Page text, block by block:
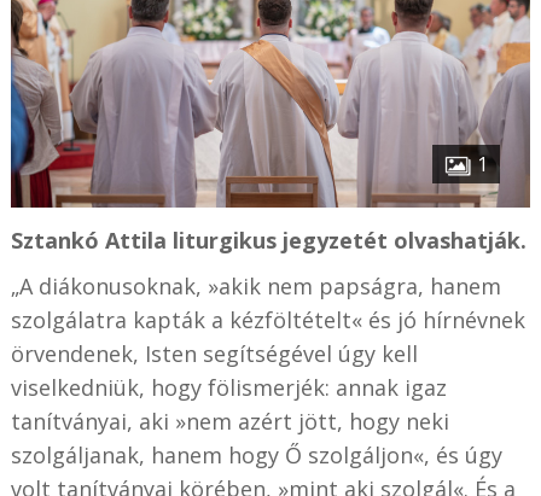
1
Sztankó Attila liturgikus jegyzetét olvashatják.
„A diákonusoknak, »akik nem papságra, hanem
szolgálatra kapták a kézföltételt« és jó hírnévnek
örvendenek, Isten segítségével úgy kell
viselkedniük, hogy fölismerjék: annak igaz
tanítványai, aki »nem azért jött, hogy neki
szolgáljanak, hanem hogy Ő szolgáljon«, és úgy
volt tanítványai körében, »mint aki szolgál«. És a